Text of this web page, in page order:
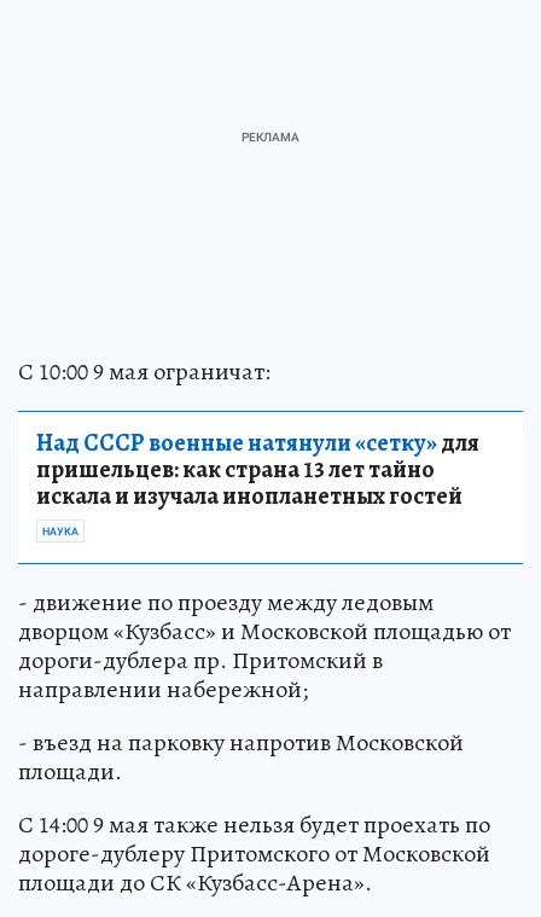
С 10:00 9 мая ограничат:
Над СССР военные натянули «сетку»для
пришельцев: как страна 13 лет тайно
искала и изучала инопланетных гостей
НАУКА
- движение по проезду между ледовым
дворцом «Кузбасс» и Московской площадью от
дороги-дублера пр. Притомский в
направлении набережной;
- въезд на парковку напротив Московской
площади.
С 14:00 9 мая также нельзя будет проехать по
дороге-дублеру Притомского от Московской
площади до СК «Кузбасс-Арена».